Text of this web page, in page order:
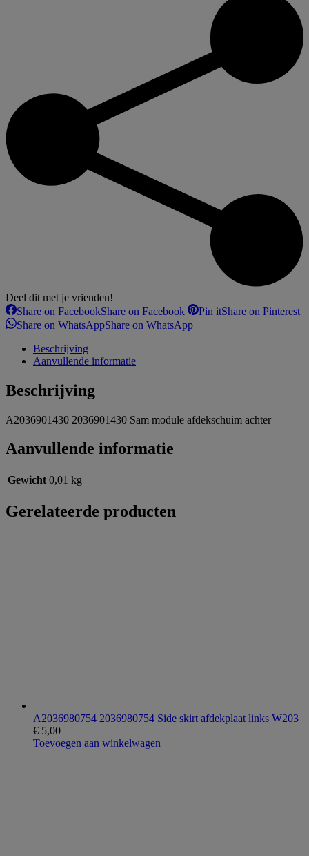
Deel dit met je vrienden!
Share on FacebookShare on Facebook Pin itShare on Pinterest
Share on WhatsAppShare on WhatsApp
Beschrijving
Aanvullende informatie
Beschrijving
A2036901430 2036901430 Sam module afdekschuim achter
Aanvullende informatie
Gewicht 0,01 kg
Gerelateerde producten
A2036980754 2036980754 Side skirt afdekplaat links W203
€ 5,00
Toevoegen aan winkelwagen